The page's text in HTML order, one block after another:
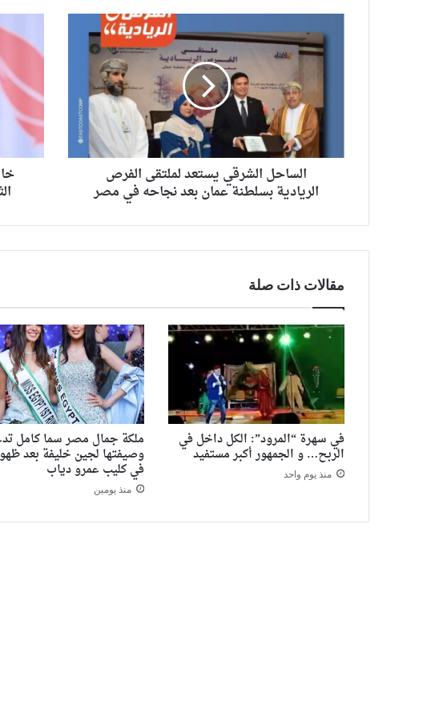
الساحل الشرقي يستعد لملتقى الفرص
الريادية بسلطنة عمان بعد نجاحه في مصر
مقالات ذات صلة
في سهرة “المرود”: الكل داخل في
الربح… و الجمهور أكبر مستفيد
منذ يوم واحد
ملكة جمال مصر سما كامل
وصيفتها لجين خليفة بعد
في كليب عمرو دياب
منذ يومين